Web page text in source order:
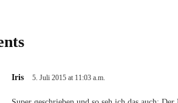
Iris 5. Juli 2015 at 11:03 a.m.